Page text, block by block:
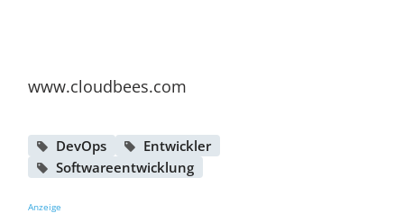
www.cloudbees.com
DevOps
Entwickler
Softwareentwicklung
Anzeige